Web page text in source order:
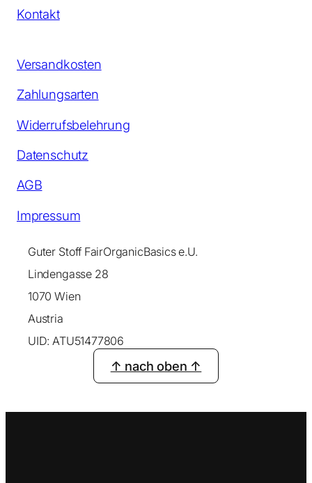
Kontakt
Versandkosten
Zahlungsarten
Widerrufsbelehrung
Datenschutz
AGB
Impressum
Guter Stoff FairOrganicBasics e.U.
Lindengasse 28
1070 Wien
Austria
UID: ATU51477806
↑ nach oben ↑